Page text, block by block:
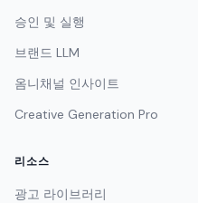
승인 및 실행
브랜드 LLM
옴니채널 인사이트
Creative Generation Pro
리소스
광고 라이브러리